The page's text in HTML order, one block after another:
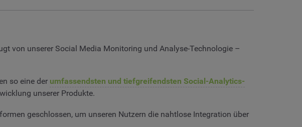
von unserer Social Media Monitoring und Analyse-Technologie –
so eine der umfassendsten und tiefgreifendsten Social-Analytics-
unserer Produkte.
geschlossen, um unseren Nutzern die nahtlose Integration über